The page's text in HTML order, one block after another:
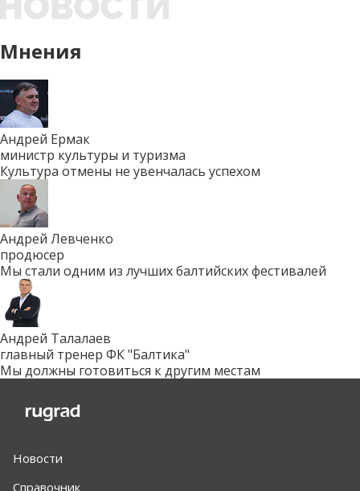
Мнения
Андрей Ермак
министр культуры и туризма
Культура отмены не увенчалась успехом
Андрей Левченко
продюсер
Мы стали одним из лучших балтийских фестивалей
Андрей Талалаев
главный тренер ФК "Балтика"
Мы должны готовиться к другим местам
Новости
Справочник